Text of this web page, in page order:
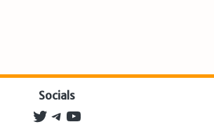
Socials
Twitter
Telegram
YouTube